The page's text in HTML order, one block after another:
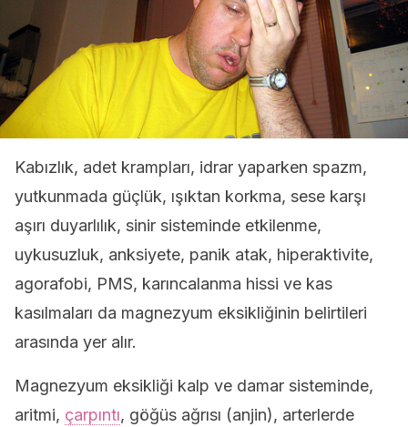
Kabızlık, adet krampları, idrar yaparken spazm,
yutkunmada güçlük, ışıktan korkma, sese karşı
aşırı duyarlılık, sinir sisteminde etkilenme,
uykusuzluk, anksiyete, panik atak, hiperaktivite,
agorafobi, PMS, karıncalanma hissi ve kas
kasılmaları da magnezyum eksikliğinin belirtileri
arasında yer alır.
Magnezyum eksikliği kalp ve damar sisteminde,
aritmi, çarpıntı, göğüs ağrısı (anjin), arterlerde